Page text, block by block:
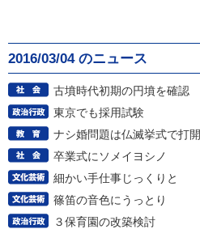
2016/03/04 のニュース
古墳時代初期の円墳を確認
東京でも採用試験
ナシ婚問題は仏滅挙式で打開
卒業式にソメイヨシノ
細かい手仕事じっくりと
篠笛の音色にうっとり
３保育園の改築検討